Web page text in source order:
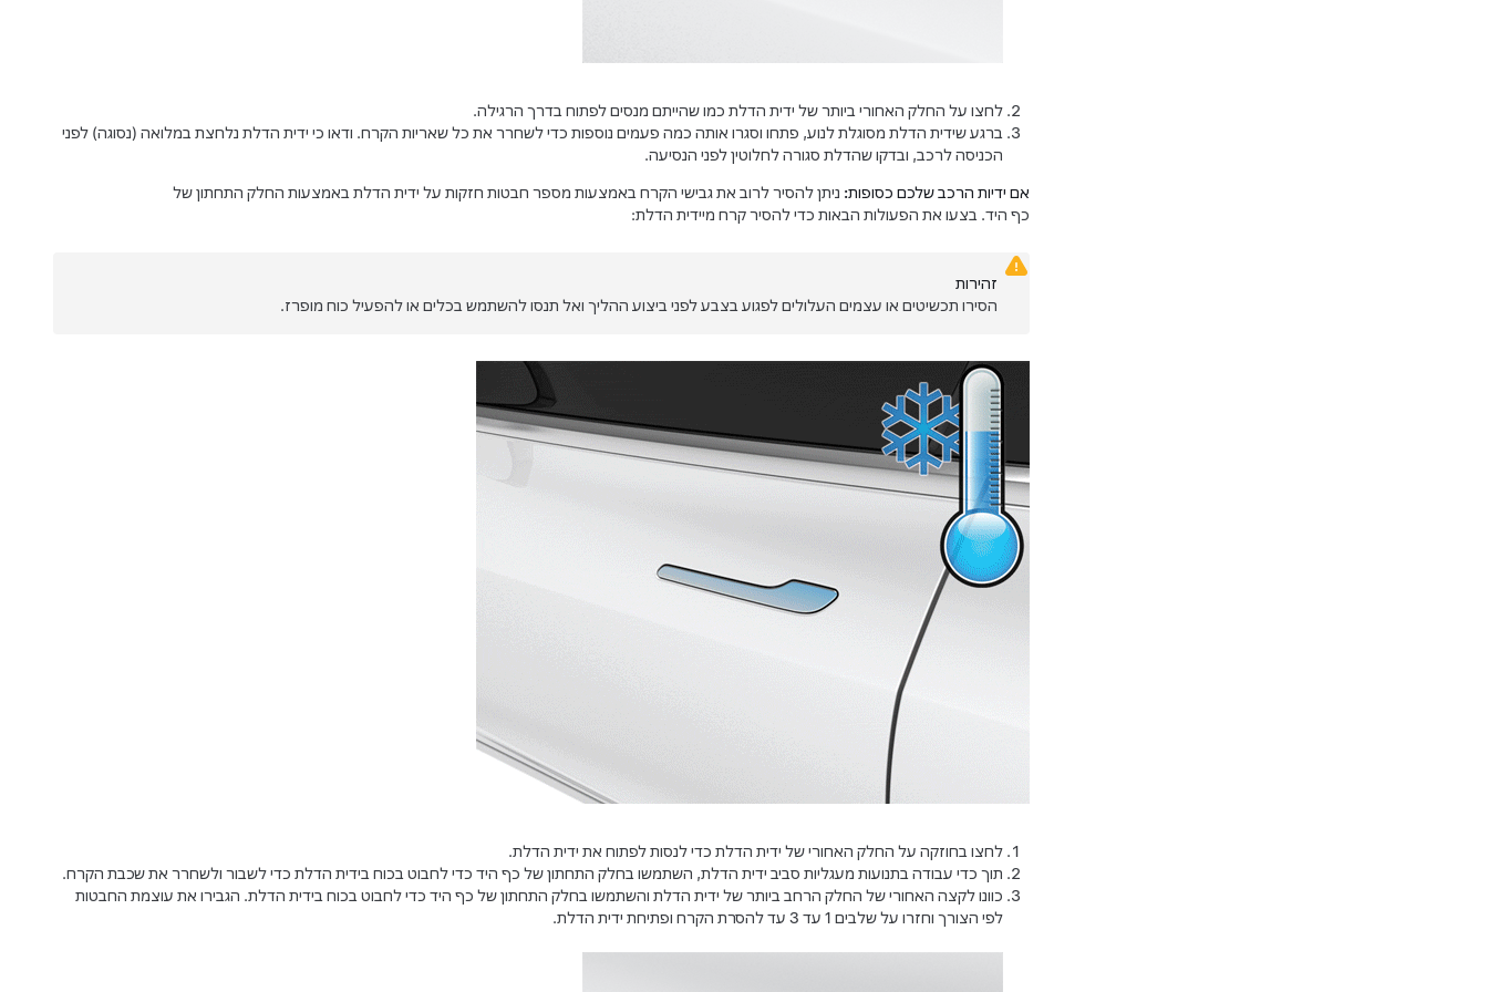
לחצו על החלק האחורי ביותר של ידית הדלת כמו שהייתם מנסים לפתוח בדרך הרגילה.
ברגע שידית הדלת מסוגלת לנוע, פתחו וסגרו אותה כמה פעמים נוספות כדי לשחרר את כל שאריות הקרח. ודאו כי ידית הדלת נלחצת במלואה (נסוגה) לפני
הכניסה לרכב, ובדקו שהדלת סגורה לחלוטין לפני הנסיעה.
אם ידיות הרכב שלכם כסופות: ניתן להסיר לרוב את גבישי הקרח באמצעות מספר חבטות חזקות על ידית הדלת באמצעות החלק התחתון של
כף היד. בצעו את הפעולות הבאות כדי להסיר קרח מיידית הדלת:
זהירות
הסירו תכשיטים או עצמים העלולים לפגוע בצבע לפני ביצוע ההליך ואל תנסו להשתמש בכלים או להפעיל כוח מופרז.
לחצו בחוזקה על החלק האחורי של ידית הדלת כדי לנסות לפתוח את ידית הדלת.
תוך כדי עבודה בתנועות מעגליות סביב ידית הדלת, השתמשו בחלק התחתון של כף היד כדי לחבוט בכוח בידית הדלת כדי לשבור ולשחרר את שכבת הקרח.
כוונו לקצה האחורי של החלק הרחב ביותר של ידית הדלת והשתמשו בחלק התחתון של כף היד כדי לחבוט בכוח בידית הדלת. הגבירו את עוצמת החבטות
לפי הצורך וחזרו על שלבים 1 עד 3 עד להסרת הקרח ופתיחת ידית הדלת.